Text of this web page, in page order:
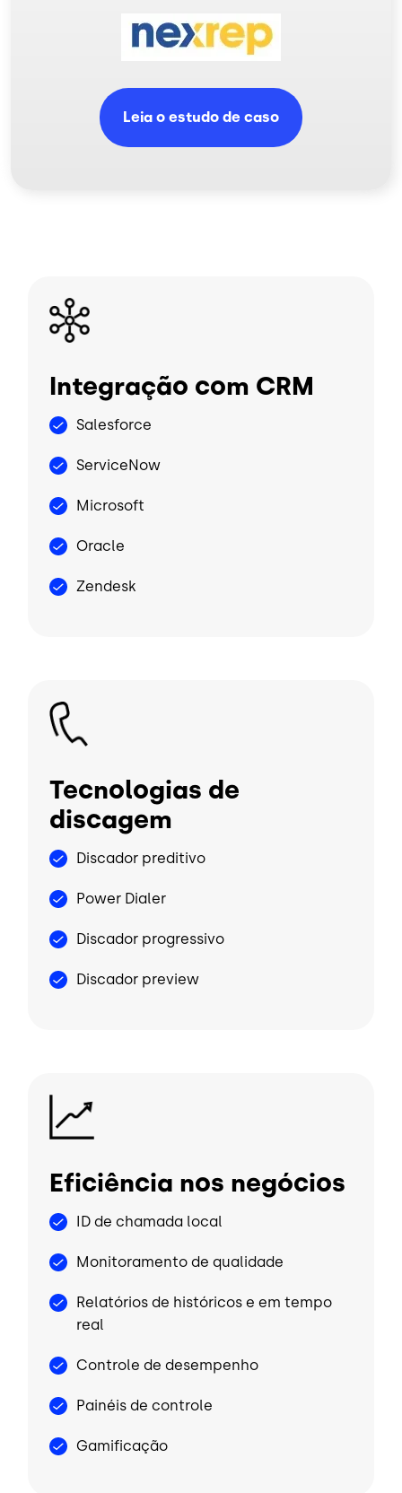
Imagem
Leia o estudo de caso
Imagem
Integração com CRM
Salesforce
ServiceNow
Microsoft
Oracle
Zendesk
Imagem
Tecnologias de
discagem
Discador preditivo
Power Dialer
Discador progressivo
Discador preview
Imagem
Eficiência nos negócios
ID de chamada local
Monitoramento de qualidade
Relatórios de históricos e em tempo
real
Controle de desempenho
Painéis de controle
Gamificação